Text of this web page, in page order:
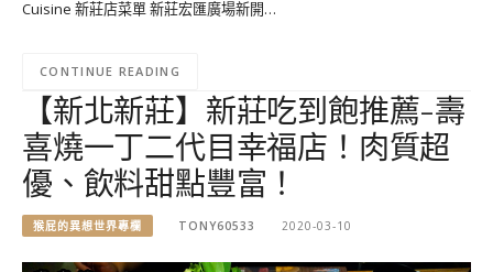
Cuisine 新莊店菜單 新莊宏匯廣場新開…
CONTINUE READING
【新北新莊】新莊吃到飽推薦-壽
喜燒一丁二代目幸福店！肉質超
優、飲料甜點豐富！
猴屁的異想世界專欄 TONY60533 2020-03-10